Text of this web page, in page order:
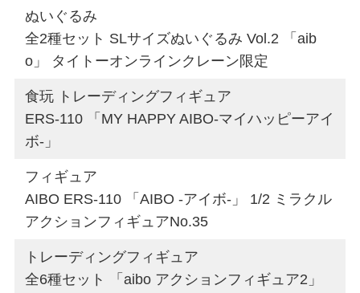
ぬいぐるみ
全2種セット SLサイズぬいぐるみ Vol.2 「aib
o」 タイトーオンラインクレーン限定
食玩 トレーディングフィギュア
ERS-110 「MY HAPPY AIBO-マイハッピーアイ
ボ-」
フィギュア
AIBO ERS-110 「AIBO -アイボ-」 1/2 ミラクル
アクションフィギュアNo.35
トレーディングフィギュア
全6種セット 「aibo アクションフィギュア2」